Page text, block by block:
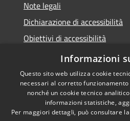
Note legali
Dichiarazione di accessibilità
Obiettivi di accessibilità
Storico Deliberazioni
Accessibilità
Informazioni
Questo sito web utilizza cookie
necessari al corretto
nonché un cookie tecnico
informazioni statistiche,
Per maggiori dettagli, può consultare